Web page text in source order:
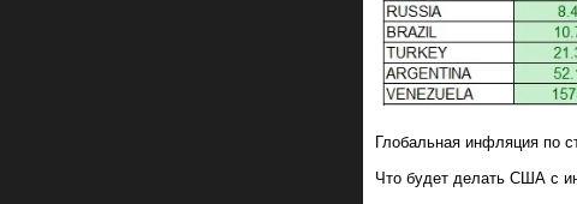
Глобальная инфляция по
Что будет делать США с